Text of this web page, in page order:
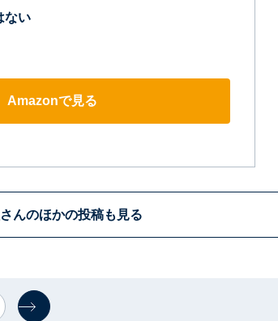
ない
Amazonで見る
んのほかの投稿も見る